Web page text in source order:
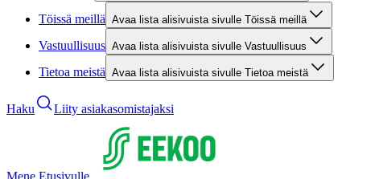
Töissä meillä Avaa lista alisivuista sivulle Töissä meillä
Vastuullisuus Avaa lista alisivuista sivulle Vastuullisuus
Tietoa meistä Avaa lista alisivuista sivulle Tietoa meistä
Haku Liity asiakasomistajaksi
Mene Etusivulle